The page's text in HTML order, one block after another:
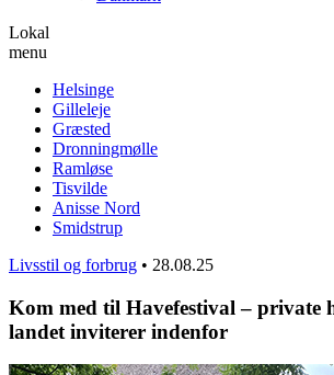
Lokal
menu
Helsinge
Gilleleje
Græsted
Dronningmølle
Ramløse
Tisvilde
Anisse Nord
Smidstrup
Livsstil og forbrug • 28.08.25
Kom med til Havefestival – private
landet inviterer indenfor